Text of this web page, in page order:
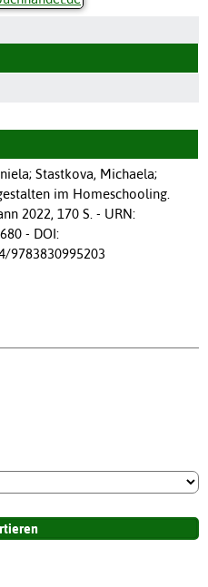
Stastkova, Michaela;
im Homeschooling.
2022, 170 S. - URN:
- DOI:
9783830995203